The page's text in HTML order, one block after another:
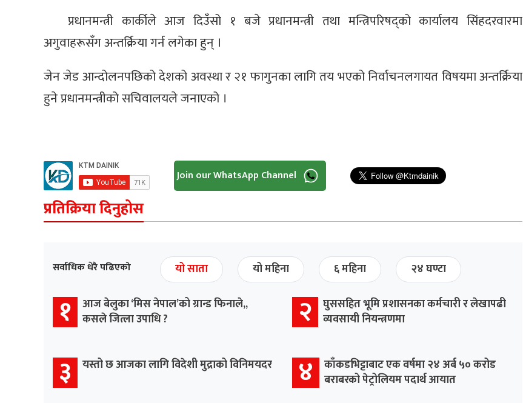
प्रधानमन्त्री कार्कीले आज दिउँसो १ बजे प्रधानमन्त्री तथा मन्त्रिपरिषद्को कार्यालय सिंहदरवारमा
अगुवाहरूसँग अन्तर्क्रिया गर्न लगेका हुन् ।
जेन जेड आन्दोलनपछिको देशको अवस्था र २१ फागुनका लागि तय भएको निर्वाचनलगायत विषयमा अन्तर्क्रिया
हुने प्रधानमन्त्रीको सचिवालयले जनाएको ।
Join our WhatsApp Channel
प्रतिक्रिया दिनुहोस
सर्वाधिक धेरै पढिएको यो साता यो महिना ६ महिना २४ घण्टा
१
आज बेलुका ‘मिस नेपाल’को ग्रान्ड फिनाले,,
कसले जित्ला उपाधि ?
२
घुससहित भूमि प्रशासनका कर्मचारी र लेखापढी
व्यवसायी नियन्त्रणमा
३ यस्तो छ आजका लागि विदेशी मुद्राको विनिमयदर ४
काँकडभिट्टाबाट एक वर्षमा २४ अर्ब ५० करोड
बराबरको पेट्रोलियम पदार्थ आयात